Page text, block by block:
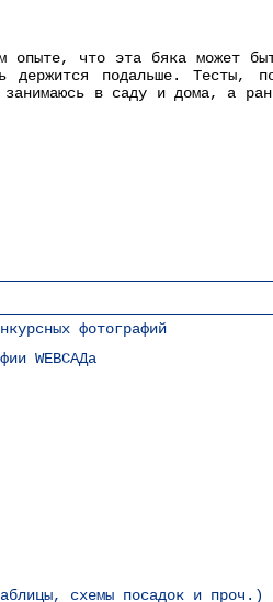
что эта бяка может
подальше. Тесты,
в саду и дома, а
фотографий
WEBСАДа
схемы посадок и проч.)